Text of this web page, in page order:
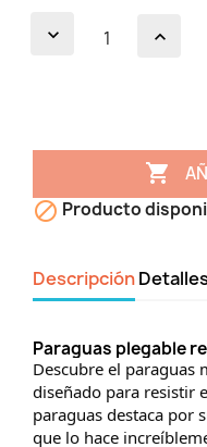

 Producto
Descripción
Paraguas plegable
Descubre el paraguas
diseñado para resistir
paraguas destaca por
que lo hace